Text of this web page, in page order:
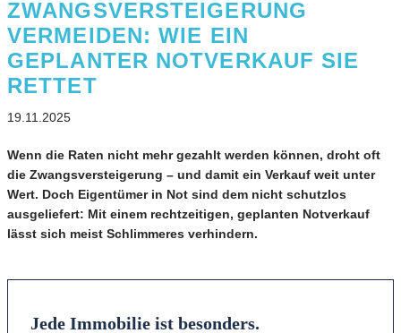
ZWANGSVERSTEIGERUNG
VERMEIDEN: WIE EIN
GEPLANTER NOTVERKAUF SIE
RETTET
19.11.2025
Wenn die Raten nicht mehr gezahlt werden können, droht oft
die Zwangsversteigerung – und damit ein Verkauf weit unter
Wert. Doch Eigentümer in Not sind dem nicht schutzlos
ausgeliefert: Mit einem rechtzeitigen, geplanten Notverkauf
lässt sich meist Schlimmeres verhindern.
Jede Immobilie ist besonders.